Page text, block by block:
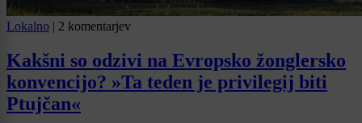
Lokalno | 2 komentarjev
Kakšni so odzivi na Evropsko žonglersko
konvencijo? »Ta teden je privilegij biti
Ptujčan«